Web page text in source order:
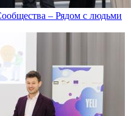
– Рядом с людьми